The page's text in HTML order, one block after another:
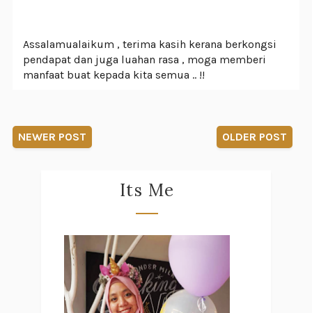
Assalamualaikum , terima kasih kerana berkongsi
pendapat dan juga luahan rasa , moga memberi
manfaat buat kepada kita semua .. !!
NEWER POST OLDER POST
Its Me